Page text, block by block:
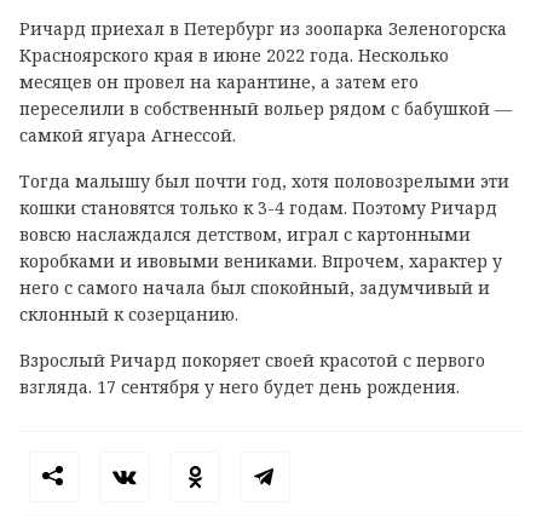
Ричард приехал в Петербург из зоопарка Зеленогорска
Красноярского края в июне 2022 года. Несколько
месяцев он провел на карантине, а затем его
переселили в собственный вольер рядом с бабушкой —
самкой ягуара Агнессой.
Тогда малышу был почти год, хотя половозрелыми эти
кошки становятся только к 3-4 годам. Поэтому Ричард
вовсю наслаждался детством, играл с картонными
коробками и ивовыми вениками. Впрочем, характер у
него с самого начала был спокойный, задумчивый и
склонный к созерцанию.
Взрослый Ричард покоряет своей красотой с первого
взгляда. 17 сентября у него будет день рождения.